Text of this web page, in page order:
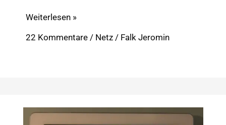
Raspberry
Weiterlesen »
22 Kommentare / Netz / Falk Jeromin